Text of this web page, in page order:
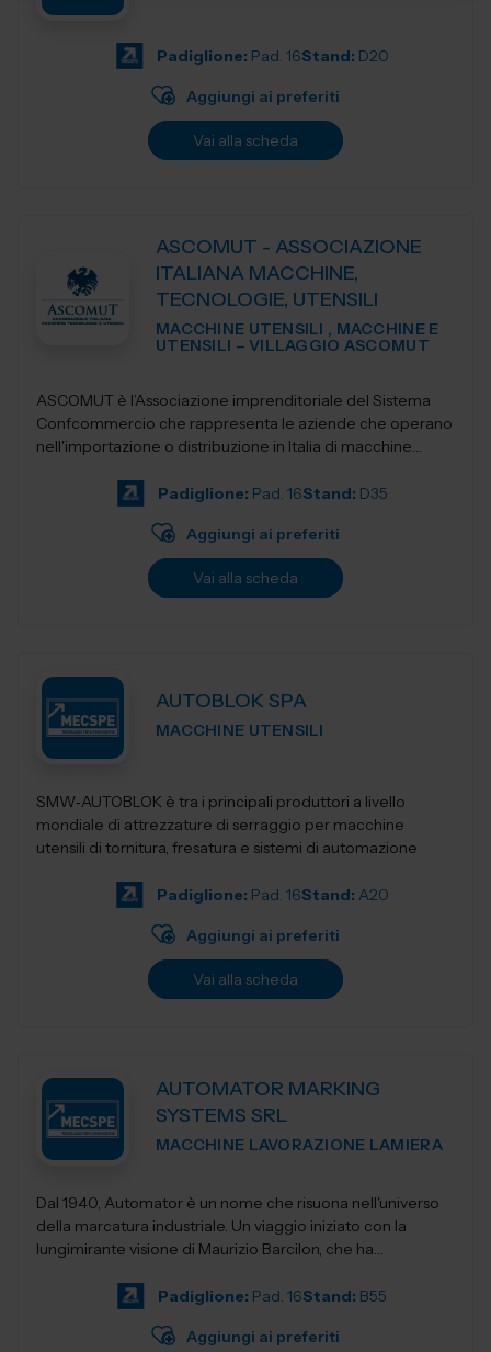
Padiglione: Pad. 16Stand: D20
Aggiungi ai preferiti
Vai alla scheda
ASCOMUT - ASSOCIAZIONE
ITALIANA MACCHINE,
TECNOLOGIE, UTENSILI
MACCHINE UTENSILI , MACCHINE E
UTENSILI – VILLAGGIO ASCOMUT
ASCOMUT è l’Associazione imprenditoriale del Sistema
Confcommercio che rappresenta le aziende che operano
nell'importazione o distribuzione in Italia di macchine
Padiglione: Pad. 16Stand: D35
Aggiungi ai preferiti
Vai alla scheda
AUTOBLOK SPA
MACCHINE UTENSILI
SMW‑AUTOBLOK è tra i principali produttori a livello
mondiale di attrezzature di serraggio per macchine
utensili di tornitura, fresatura e sistemi di automazione
Padiglione: Pad. 16Stand: A20
Aggiungi ai preferiti
Vai alla scheda
AUTOMATOR MARKING
SYSTEMS SRL
MACCHINE LAVORAZIONE LAMIERA
Dal 1940, Automator è un nome che risuona nell'universo
della marcatura industriale. Un viaggio iniziato con la
lungimirante visione di Maurizio Barcilon, che ha
Padiglione: Pad. 16Stand: B55
Aggiungi ai preferiti